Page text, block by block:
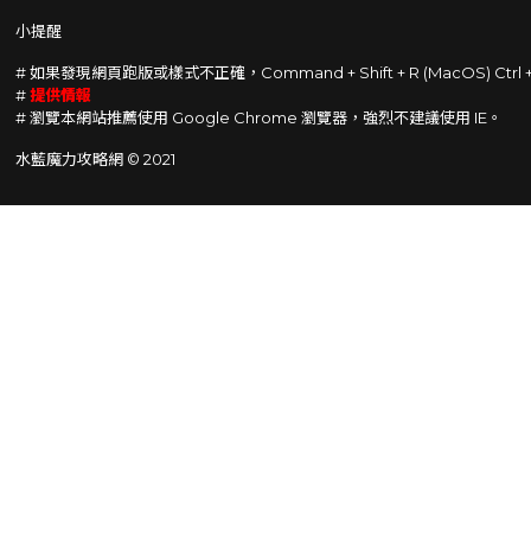
小提醒
# 如果發現網頁跑版或樣式不正確，Command + Shift + R (MacOS)
#提供情報
# 瀏覽本網站推薦使用 Google Chrome 瀏覽器，強烈不建議使用 IE。
水藍魔力攻略網 © 2021